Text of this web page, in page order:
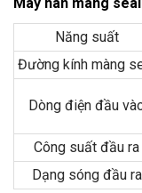
Máy hàn màng seal
Năng suất
Đường kính màng
Dòng điện đầu
Công suất đầu ra
Dạng sóng đầu ra